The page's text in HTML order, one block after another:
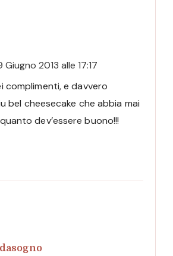
Giugno 2013 alle 17:17
complimenti, e davvero
bel cheesecake che abbia mai
dev’essere buono!!!